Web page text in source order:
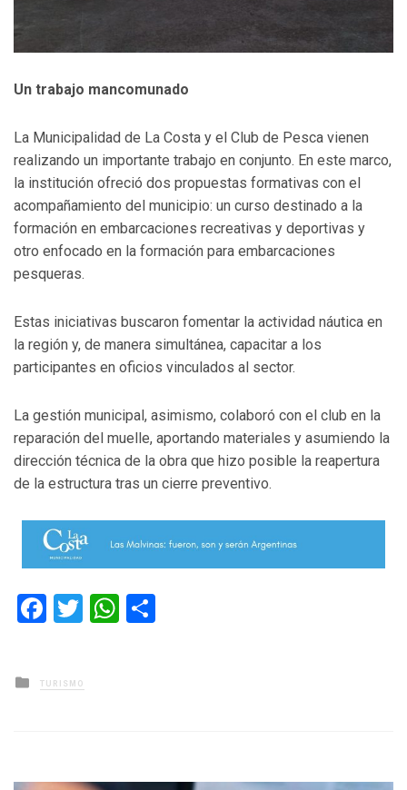
Un trabajo mancomunado
La Municipalidad de La Costa y el Club de Pesca vienen
realizando un importante trabajo en conjunto. En este marco,
la institución ofreció dos propuestas formativas con el
acompañamiento del municipio: un curso destinado a la
formación en embarcaciones recreativas y deportivas y
otro enfocado en la formación para embarcaciones
pesqueras.
Estas iniciativas buscaron fomentar la actividad náutica en
la región y, de manera simultánea, capacitar a los
participantes en oficios vinculados al sector.
La gestión municipal, asimismo, colaboró con el club en la
reparación del muelle, aportando materiales y asumiendo la
dirección técnica de la obra que hizo posible la reapertura
de la estructura tras un cierre preventivo.
Facebook
TwitterWhatsApp
Posted
in
TURISMO